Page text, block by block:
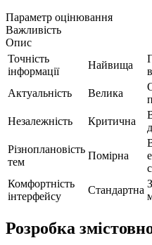
Параметр оцінювання
Важливість
Опис
Точність
інформації
Найвища
Актуальність
Велика
Незалежність
Критична
Різноплановість
тем
Помірна
Комфортність
інтерфейсу
Стандартна
Розробка